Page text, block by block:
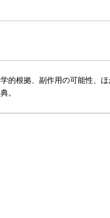
的根拠、副作用の可能性、
。